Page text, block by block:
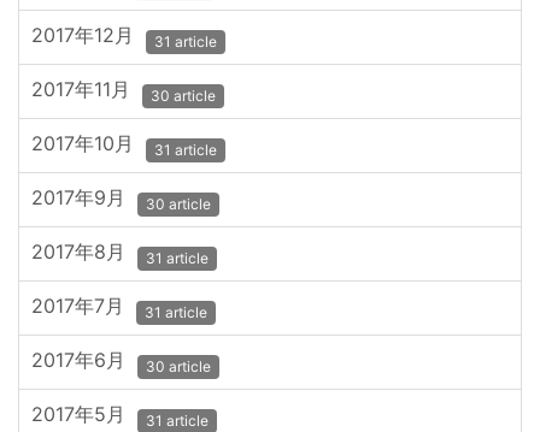
2017年12月 31 article
2017年11月 30 article
2017年10月 31 article
2017年9月 30 article
2017年8月 31 article
2017年7月 31 article
2017年6月 30 article
2017年5月 31 article